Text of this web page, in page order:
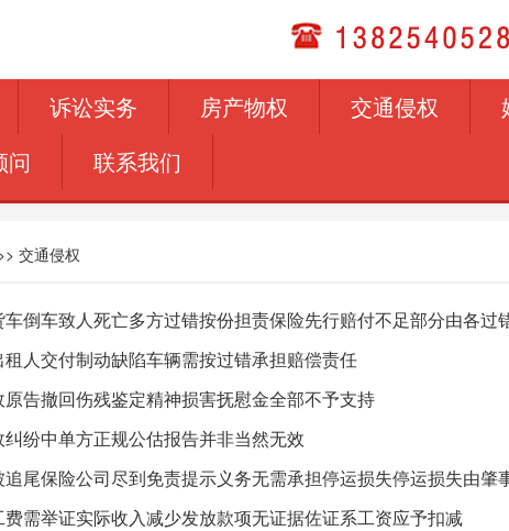
诉讼实务 房产物权 交通侵权
问 联系我们
交通侵权
车倒车致人死亡多方过错按份担责保险先行赔付不足部分由各过
人交付制动缺陷车辆需按过错承担赔偿责任
告撤回伤残鉴定精神损害抚慰金全部不予支持
纷中单方正规公估报告并非当然无效
追尾保险公司尽到免责提示义务无需承担停运损失停运损失由肇
需举证实际收入减少发放款项无证据佐证系工资应予扣减